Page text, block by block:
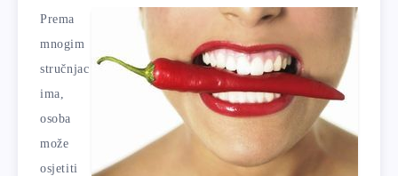
Prema
mnogim
stručnjac
ima,
osoba
može
osjetiti